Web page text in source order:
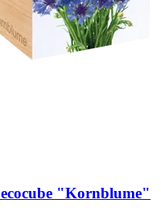
ecocube "Kornblume"